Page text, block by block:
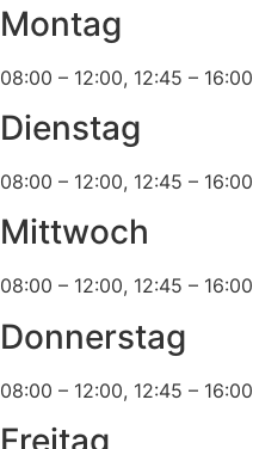
Montag
08:00 – 12:00, 12:45 – 16:00
Dienstag
08:00 – 12:00, 12:45 – 16:00
Mittwoch
08:00 – 12:00, 12:45 – 16:00
Donnerstag
08:00 – 12:00, 12:45 – 16:00
Freitag